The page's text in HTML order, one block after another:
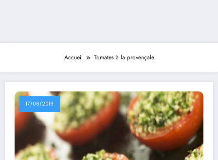
Accueil Tomates à la provençale
17/06/2019